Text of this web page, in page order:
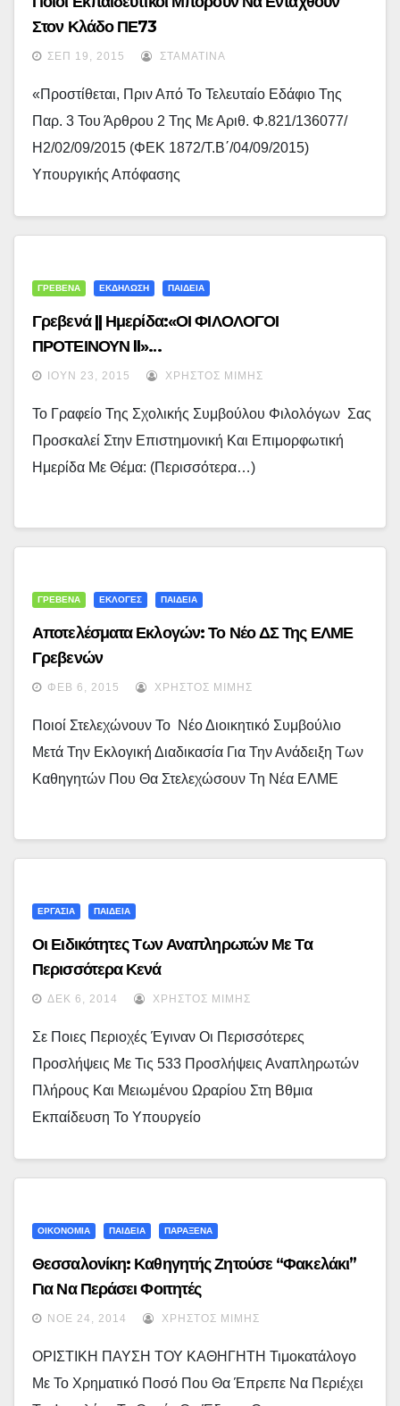
Στον Κλάδο ΠΕ73
ΣΕΠ 19, 2015 ΣΤΑΜΑΤΊΝΑ
«Προστίθεται, Πριν Από Το Τελευταίο Εδάφιο Της
Παρ. 3 Του Άρθρου 2 Της Με Αριθ. Φ.821/136077/
Η2/02/09/2015 (ΦΕΚ 1872/τ.Β΄/04/09/2015)
Υπουργικής Απόφασης
ΓΡΕΒΕΝΑ ΕΚΔΗΛΩΣΗ ΠΑΙΔΕΙΑ
Γρεβενά || Ημερίδα:«ΟΙ ΦΙΛΟΛΟΓΟΙ
ΠΡΟΤΕΙΝΟΥΝ II»…
ΙΟΎΝ 23, 2015 ΧΡΉΣΤΟΣ ΜΊΜΗΣ
Το Γραφείο Της Σχολικής Συμβούλου Φιλολόγων Σας
Προσκαλεί Στην Επιστημονική Και Επιμορφωτική
Ημερίδα Με Θέμα: (περισσότερα…)
ΓΡΕΒΕΝΑ ΕΚΛΟΓΕΣ ΠΑΙΔΕΙΑ
Αποτελέσματα Εκλογών: Το Νέο ΔΣ Της ΕΛΜΕ
Γρεβενών
ΦΕΒ 6, 2015 ΧΡΉΣΤΟΣ ΜΊΜΗΣ
Ποιοί Στελεχώνουν Το Νέο Διοικητικό Συμβούλιο
Μετά Την Εκλογική Διαδικασία Για Την Ανάδειξη Των
Καθηγητών Που Θα Στελεχώσουν Τη Νέα ΕΛΜΕ
ΕΡΓΑΣΙΑ ΠΑΙΔΕΙΑ
Οι Ειδικότητες Των Αναπληρωτών Με Τα
Περισσότερα Κενά
ΔΕΚ 6, 2014 ΧΡΉΣΤΟΣ ΜΊΜΗΣ
Σε Ποιες Περιοχές Έγιναν Οι Περισσότερες
Προσλήψεις Με Τις 533 Προσλήψεις Αναπληρωτών
Πλήρους Και Μειωμένου Ωραρίου Στη Βθμια
Εκπαίδευση Το Υπουργείο
ΟΙΚΟΝΟΜΙΑ ΠΑΙΔΕΙΑ ΠΑΡΑΞΕΝΑ
Θεσσαλονίκη: Καθηγητής Ζητούσε “φακελάκι”
Για Να Περάσει Φοιτητές
ΝΟΈ 24, 2014 ΧΡΉΣΤΟΣ ΜΊΜΗΣ
ΟΡΙΣΤΙΚΗ ΠΑΥΣΗ ΤΟΥ ΚΑΘΗΓΗΤΗ Τιμοκατάλογο
Με Το Χρηματικό Ποσό Που Θα Έπρεπε Να Περιέχει